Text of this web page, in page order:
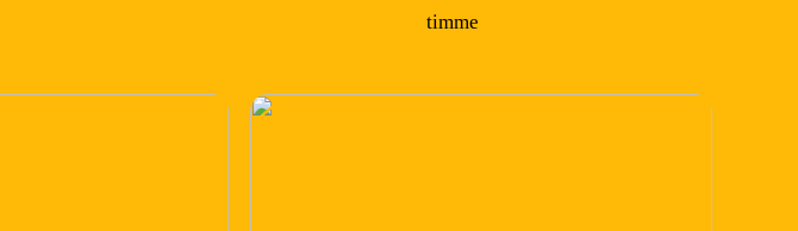
timme